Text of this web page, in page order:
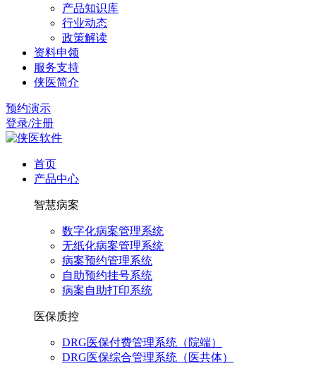
产品知识库
行业动态
政策解读
资料申领
服务支持
侠医简介
预约演示
登录/注册
首页
产品中心
智慧病案
数字化病案管理系统
无纸化病案管理系统
病案预约管理系统
自助预约挂号系统
病案自助打印系统
医保质控
DRG医保付费管理系统（院端）
DRG医保综合管理系统（医共体）